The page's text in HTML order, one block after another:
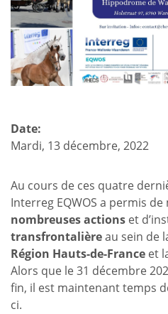
clôture
LEWB
du
projet
Interreg
Date:
Mardi, 13 décembre, 2022
Au cours de ces quatre
Interreg EQWOS a permis
nombreuses actions et
transfrontalièreau sein de
Région Hauts-de-France et
Alors que le 31 décembre
fin, il est maintenant temps
ci.